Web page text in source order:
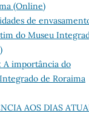
(Online)
de
do Museu
A importância do
de Roraima
AOS DIAS